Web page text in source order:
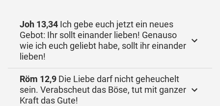
Joh 13,34 Ich gebe euch jetzt ein neues
Gebot: Ihr sollt einander lieben! Genauso
wie ich euch geliebt habe, sollt ihr einander
lieben!
Röm 12,9 Die Liebe darf nicht geheuchelt
sein. Verabscheut das Böse, tut mit ganzer
Kraft das Gute!